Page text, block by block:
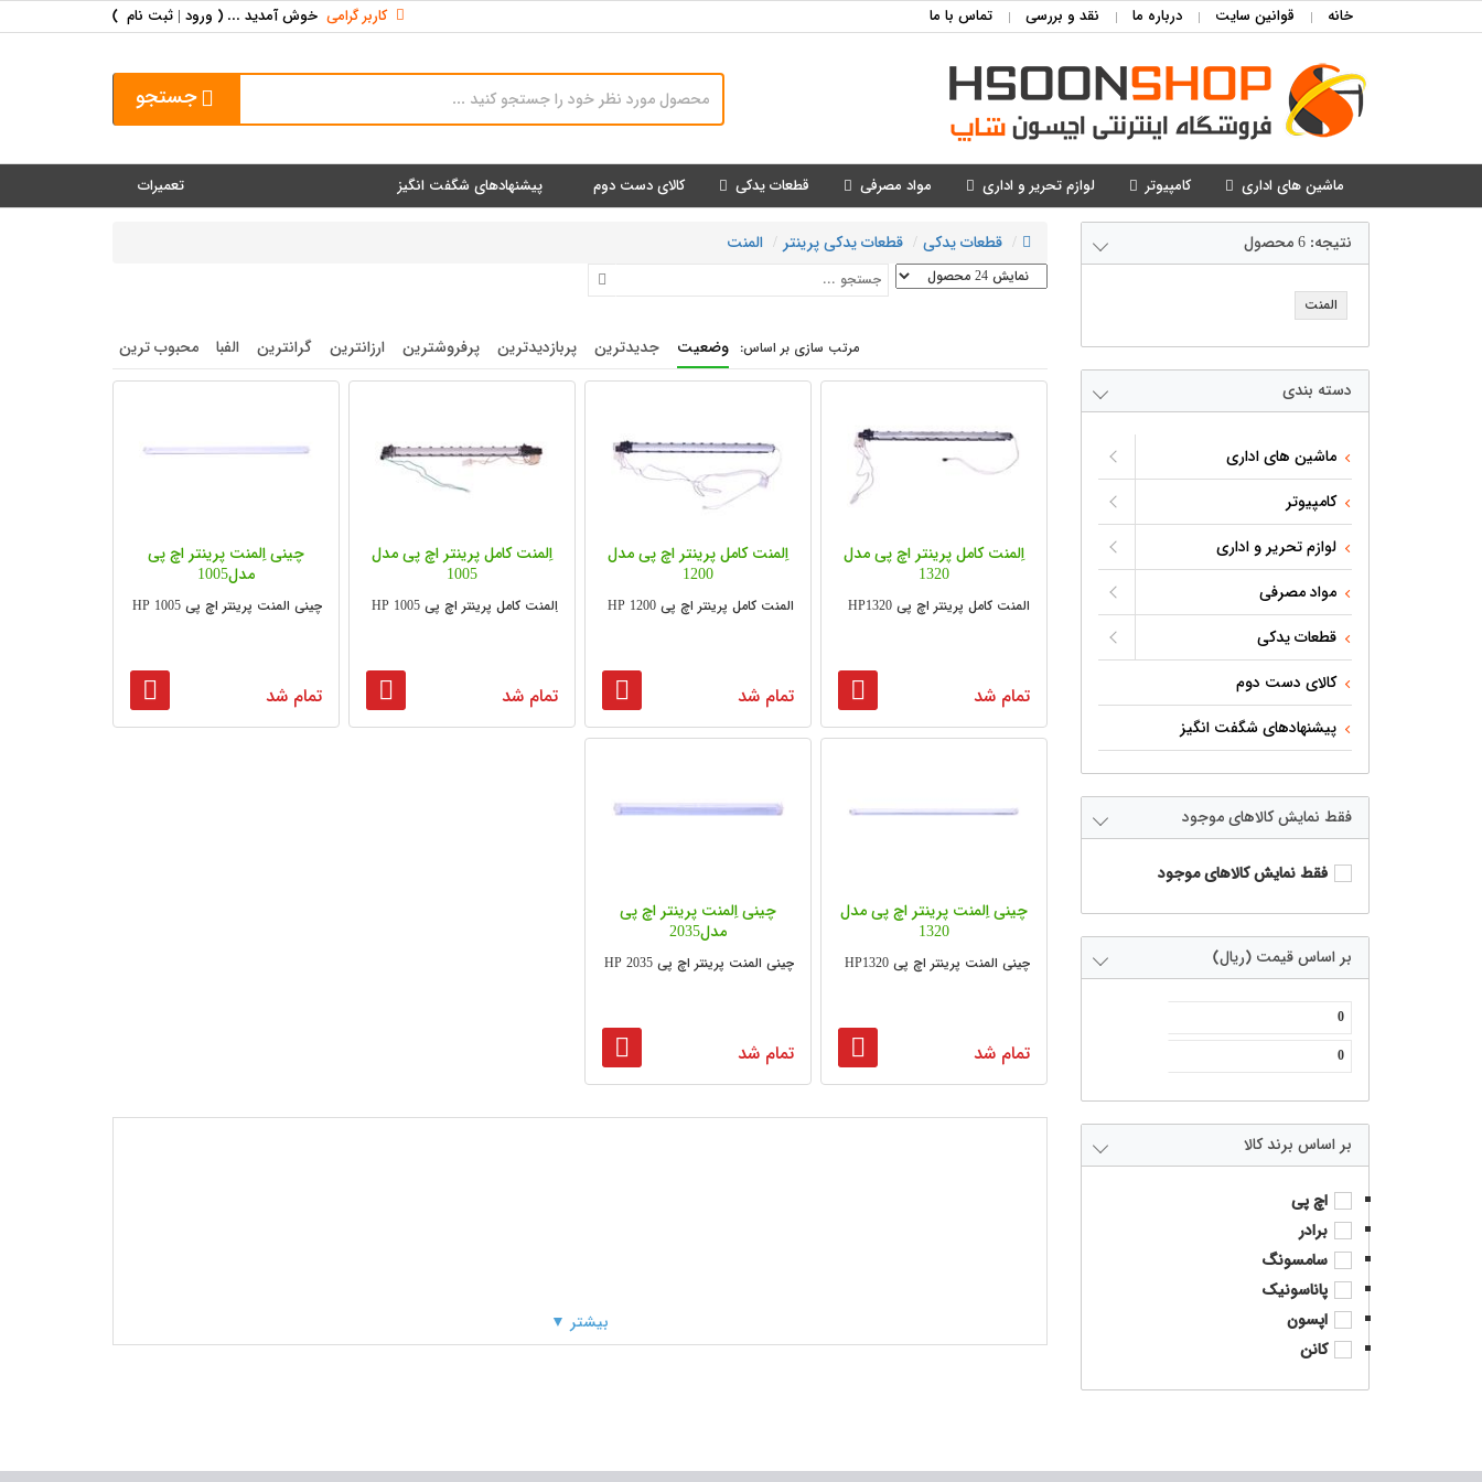
خانه قوانین سایت درباره ما نقد و بررسی تماس با ما کاربر گرامی خوش آمدید ... ( ورود | ثبت نام )
جستجو
ماشین های اداری کامپیوتر لوازم تحریر و اداری مواد مصرفی قطعات یدکی کالای دست دوم پیشنهادهای شگفت انگیز تعمیرات
قطعات یدکی قطعات یدکی پرینتر المنت
وضعیت جدیدترین پربازدیدترین پرفروشترین ارزانترین گرانترین الفبا محبوب ترین
اِلمنت کامل پرینتر اچ پی مدل
1320
المنت کامل پرینتر اچ پی HP1320
تمام شد
اِلمنت کامل پرینتر اچ پی مدل
1200
المنت کامل پرینتر اچ پی HP 1200
تمام شد
اِلمنت کامل پرینتر اچ پی مدل
1005
اِلمنت کامل پرینتر اچ پی 1005 HP
تمام شد
چینی اِلمنت پرینتر اچ پی
مدل1005
چینی المنت پرینتر اچ پی 1005 HP
تمام شد
چینی اِلمنت پرینتر اچ پی مدل
1320
چینی المنت پرینتر اچ پی HP1320
تمام شد
چینی اِلمنت پرینتر اچ پی
مدل2035
چینی المنت پرینتر اچ پی HP 2035
تمام شد
بیشتر ▼
نتیجه: 6محصول
المنت
دسته بندی
ماشین های اداری
کامپیوتر
لوازم تحریر و اداری
مواد مصرفی
قطعات یدکی
کالای دست دوم
پیشنهادهای شگفت انگیز
فقط نمایش کالاهای موجود
فقط نمایش کالاهای موجود
بر اساس قیمت (ریال)
برند کالا
اچ پی
برادر
سامسونگ
پاناسونیک
اپسون
کانن